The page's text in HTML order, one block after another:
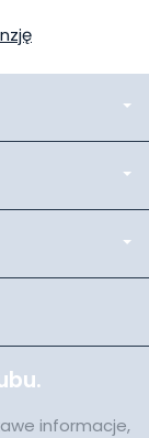
informacje,